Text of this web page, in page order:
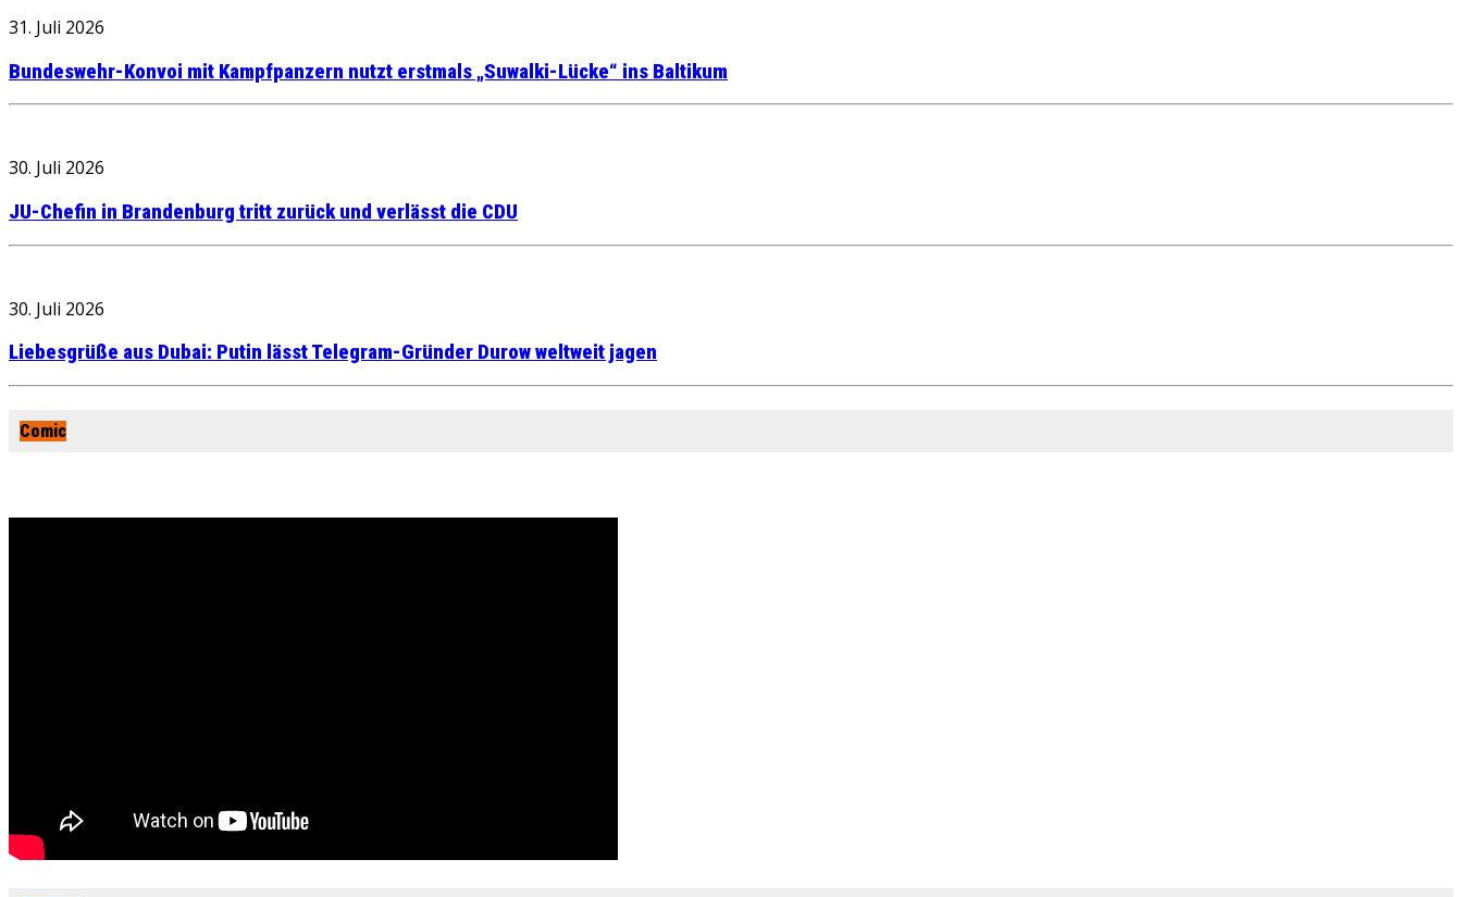
31. Juli 2026
Bundeswehr-Konvoi mit Kampfpanzern nutzt erstmals „Suwalki-Lücke“ ins Baltikum
30. Juli 2026
JU-Chefin in Brandenburg tritt zurück und verlässt die CDU
30. Juli 2026
Liebesgrüße aus Dubai: Putin lässt Telegram-Gründer Durow weltweit jagen
Comic